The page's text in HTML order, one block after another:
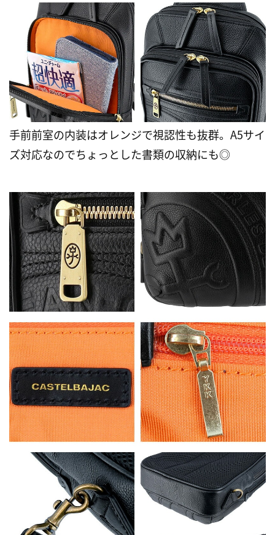
手前前室の内装はオレンジで視認性も抜群。A5サイ
ズ対応なのでちょっとした書類の収納にも◎